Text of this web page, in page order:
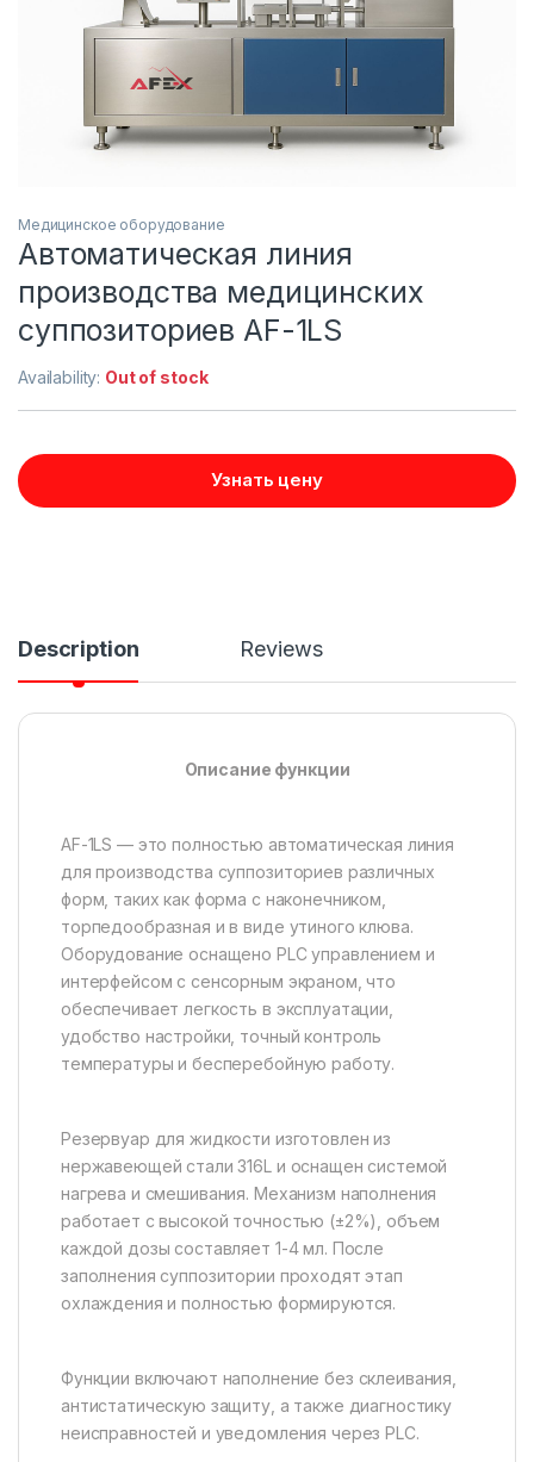
Медицинское оборудование
Автоматическая линия
производства медицинских
суппозиториев AF-1LS
Availability: Out of stock
Узнать цену
Description Reviews
Описание функции
AF-1LS — это полностью автоматическая линия
для производства суппозиториев различных
форм, таких как форма с наконечником,
торпедообразная и в виде утиного клюва.
Оборудование оснащено PLC управлением и
интерфейсом с сенсорным экраном, что
обеспечивает легкость в эксплуатации,
удобство настройки, точный контроль
температуры и бесперебойную работу.
Резервуар для жидкости изготовлен из
нержавеющей стали 316L и оснащен системой
нагрева и смешивания. Механизм наполнения
работает с высокой точностью (±2%), объем
каждой дозы составляет 1-4 мл. После
заполнения суппозитории проходят этап
охлаждения и полностью формируются.
Функции включают наполнение без склеивания,
антистатическую защиту, а также диагностику
неисправностей и уведомления через PLC.